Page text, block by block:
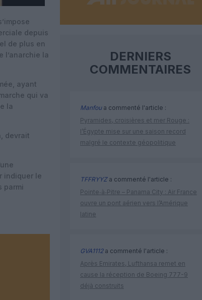
depuis
de plus en
l’anarchie la
ayant
qui va
la
devrait
indiquer le
parmi
DERNIERS
COMMENTAIRES
Manfoua commenté l'article :
Pyramides, croisières et mer Rouge :
l’Égypte mise sur une saison record
malgré le contexte géopolitique
TFFRYYZa commenté l'article :
Pointe‑à‑Pitre – Panama City : Air France
ouvre un pont aérien vers l’Amérique
latine
GVA1112a commenté l'article :
Après Emirates, Lufthansa remet en
cause la réception de Boeing 777-9
déjà construits